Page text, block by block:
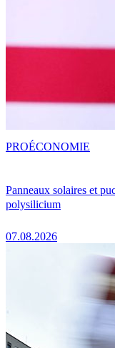
Panneaux solaires et
polysilicium
07.08.2026
PROÉCONOMIE